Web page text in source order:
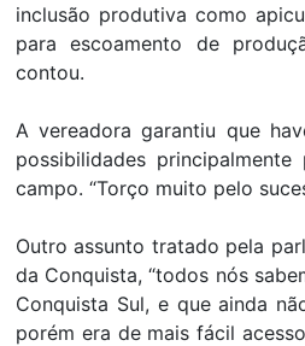
inclusão produtiva como
para escoamento de
contou.
A vereadora garantiu que
possibilidades
campo. “Torço muito pelo
Outro assunto tratado pela
da Conquista, “todos nós
Conquista Sul, e que ainda
porém era de mais fácil